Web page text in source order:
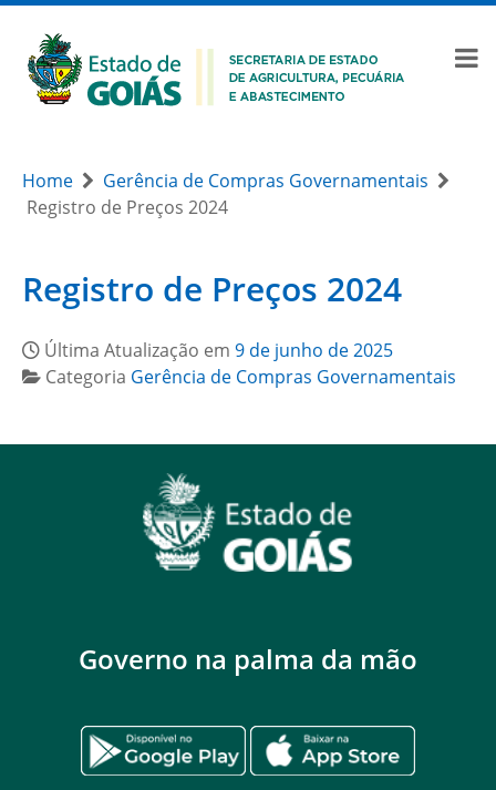
Home
Gerência de Compras Governamentais
Registro de Preços 2024
Registro de Preços 2024
Última Atualização em 9 de junho de 2025
Categoria Gerência de Compras Governamentais
Governo na palma da mão